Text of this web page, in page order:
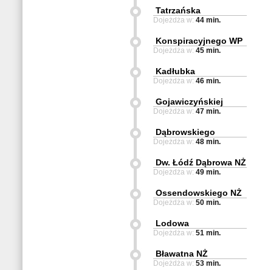
Tatrzańska
Dojeżdża w: 44 min.
Konspiracyjnego WP
Dojeżdża w: 45 min.
Kadłubka
Dojeżdża w: 46 min.
Gojawiczyńskiej
Dojeżdża w: 47 min.
Dąbrowskiego
Dojeżdża w: 48 min.
Dw. Łódź Dąbrowa NŻ
Dojeżdża w: 49 min.
Ossendowskiego NŻ
Dojeżdża w: 50 min.
Lodowa
Dojeżdża w: 51 min.
Bławatna NŻ
Dojeżdża w: 53 min.